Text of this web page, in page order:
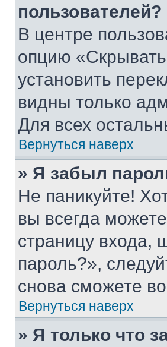
пользователей?
В центре
опцию
установить
видны только
Для всех
Вернуться наверх
» Я забыл
Не паникуйте!
вы всегда
страницу входа,
пароль?»,
снова сможете
Вернуться наверх
» Я только что